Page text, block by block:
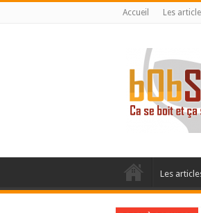
Accueil Les
Les